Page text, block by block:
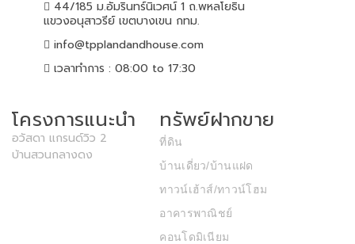
44/185 ม.อัมรินทร์นิเวศน์ 1 ถ.พหลโยธิน
แขวงอนุสาวรีย์ เขตบางเขน กทม.
info@tpplandandhouse.com
เวลาทำการ : 08:00 to 17:30
โครงการแนะนำ
อวัสดา แกรนด์วิว 2
บ้านสวนกลางดง
ทรัพย์ฝากขาย
ที่ดิน
บ้านเดี่ยว/บ้านแฝด
ทาวน์เฮ้าส์/ทาวน์โฮม
อาคารพาณิชย์
คอนโดมิเนียม